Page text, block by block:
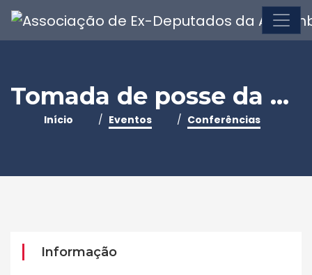
Tomada de posse da Secretária- Geral da Assembleia da República
Início Eventos Conferências
Informação